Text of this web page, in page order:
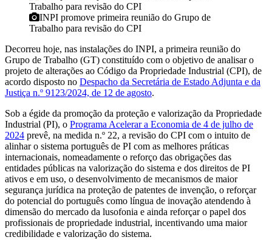
INPI promove primeira reunião do Grupo de
Trabalho para revisão do CPI
Decorreu hoje, nas instalações do INPI, a primeira reunião do
Grupo de Trabalho (GT) constituído com o objetivo de analisar o
projeto de alterações ao Código da Propriedade Industrial (CPI), de
acordo disposto no Despacho da Secretária de Estado Adjunta e da
Justiça n.º 9123/2024, de 12 de agosto.
Sob a égide da promoção da proteção e valorização da Propriedade
Industrial (PI), o Programa Acelerar a Economia de 4 de julho de
2024 prevê, na medida n.º 22, a revisão do CPI com o intuito de
alinhar o sistema português de PI com as melhores práticas
internacionais, nomeadamente o reforço das obrigações das
entidades públicas na valorização do sistema e dos direitos de PI
ativos e em uso, o desenvolvimento de mecanismos de maior
segurança jurídica na proteção de patentes de invenção, o reforçar
do potencial do português como língua de inovação atendendo à
dimensão do mercado da lusofonia e ainda reforçar o papel dos
profissionais de propriedade industrial, incentivando uma maior
credibilidade e valorização do sistema.